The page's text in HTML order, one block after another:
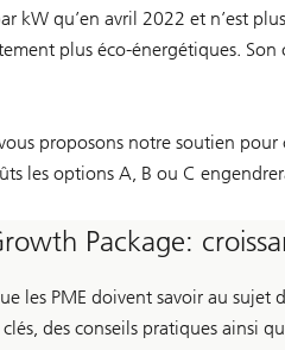
qu’en avril 2022 et n’est
plus éco-énergétiques.
proposons notre soutien
les options A, B ou C
Package:
les PME doivent savoir au
des conseils pratiques ainsi